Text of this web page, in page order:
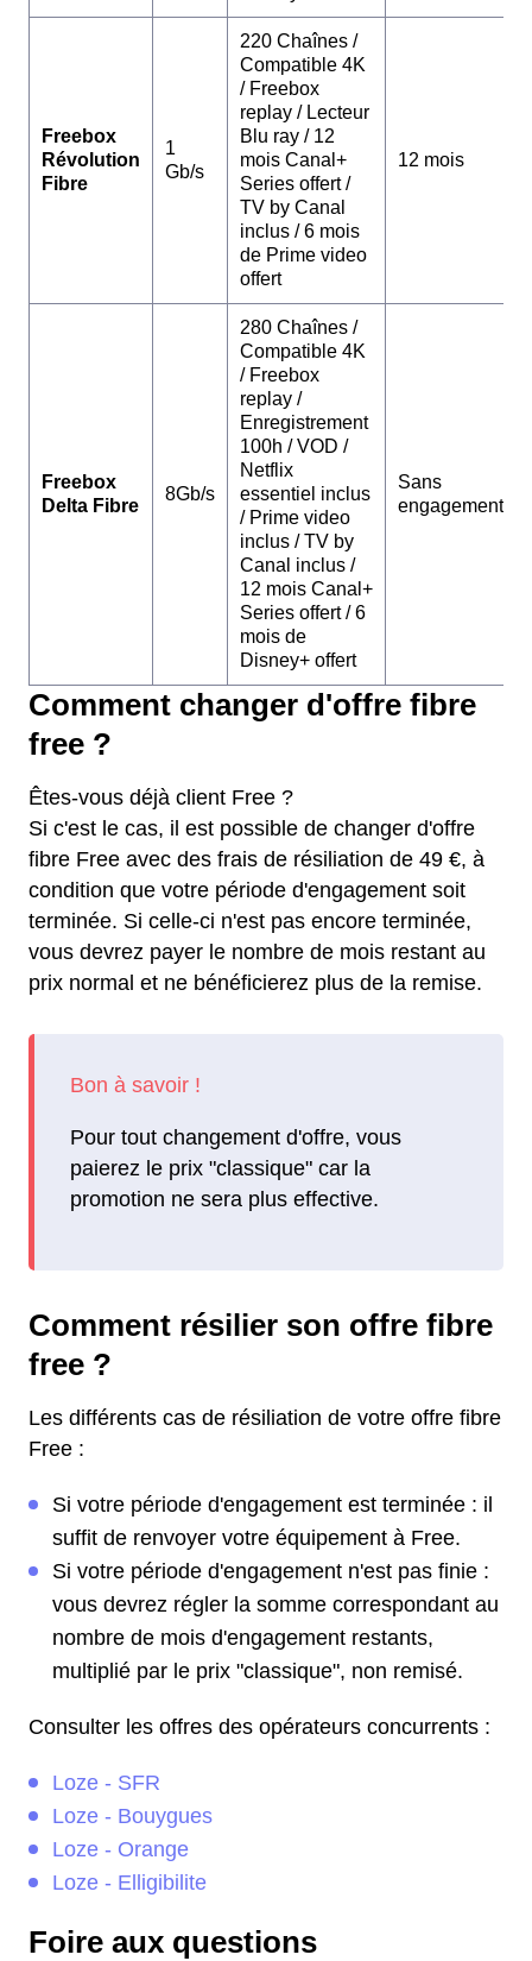
Freebox
Révolution
Fibre
1
Gb/s
220 Chaînes /
Compatible 4K
/ Freebox
replay / Lecteur
Blu ray / 12
mois Canal+
Series offert /
TV by Canal
inclus / 6 mois
de Prime video
offert
12 mois
Freebox
Delta Fibre
8Gb/s
280 Chaînes /
Compatible 4K
/ Freebox
replay /
Enregistrement
100h / VOD /
Netflix
essentiel inclus
/ Prime video
inclus / TV by
Canal inclus /
12 mois Canal+
Series offert / 6
mois de
Disney+ offert
Sans
engagement
Comment changer d'offre fibre
free ?
Êtes-vous déjà client Free ?
Si c'est le cas, il est possible de changer d'offre
fibre Free avec des frais de résiliation de 49 €, à
condition que votre période d'engagement soit
terminée. Si celle-ci n'est pas encore terminée,
vous devrez payer le nombre de mois restant au
prix normal et ne bénéficierez plus de la remise.
Pour tout changement d'offre, vous
paierez le prix "classique" car la
promotion ne sera plus effective.
Comment résilier son offre fibre
free ?
Les différents cas de résiliation de votre offre fibre
Free :
Si votre période d'engagement est terminée : il
suffit de renvoyer votre équipement à Free.
Si votre période d'engagement n'est pas finie :
vous devrez régler la somme correspondant au
nombre de mois d'engagement restants,
multiplié par le prix "classique", non remisé.
Consulter les offres des opérateurs concurrents :
Loze - SFR
Loze - Bouygues
Loze - Orange
Loze - Elligibilite
Foire aux questions